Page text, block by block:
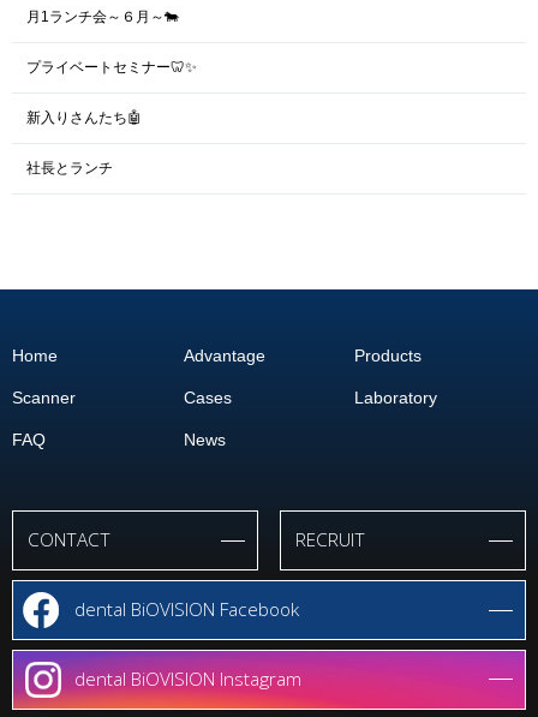
月1ランチ会～６月～🐄
プライベートセミナー🦷✨
新入りさんたち🤖
社長とランチ
Home Advantage Products
Scanner Cases Laboratory
FAQ News
CONTACT RECRUIT
dental BiOVISION Facebook
dentalBiOVISION Instagram